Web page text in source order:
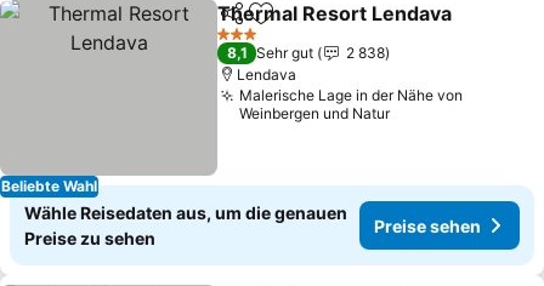
Beliebte Wahl
TeilenZu Favoriten hinzufügen
Thermal Resort Lendava
3 Sterne
8,1 Sehr gut
2 838
Lendava
Malerische Lage in der Nähe von
Weinbergen und Natur
Wähle Reisedaten aus, um die genauen
Preise zu sehen
Preise sehen